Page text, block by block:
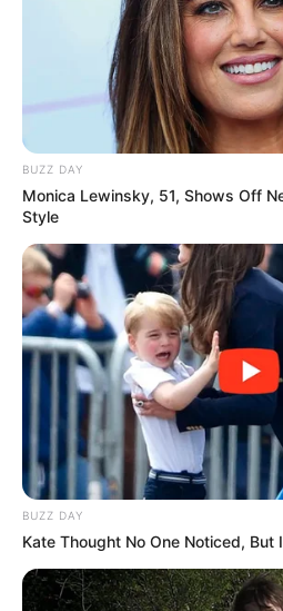
BUZZ DAY
Monica Lewinsky, 51, Shows Off
Style
BUZZ DAY
Kate Thought No One Noticed, But